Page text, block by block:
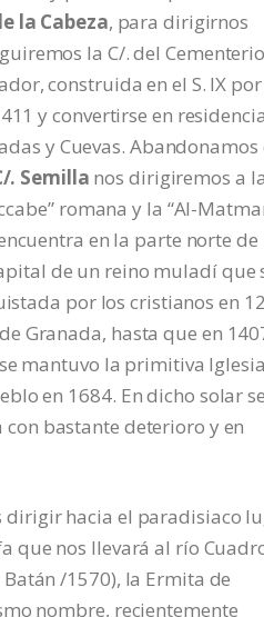
la Cabeza, para dirigirnos
la C/. del Cementerio
construida en el S. IX
y convertirse en
y Cuevas. Abandonamos
. Semilla nos dirigiremos a
romana y la “Al-
en la parte norte de
de un reino muladí que
por los cristianos en
Granada, hasta que en
mantuvo la primitiva
en 1684. En dicho solar se
bastante deterioro y en
dirigir hacia el paradisiaco
que nos llevará al río
/1570), la Ermita de
nombre, recientemente